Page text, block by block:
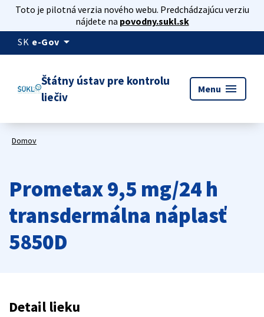
Toto je pilotná verzia nového webu. Predchádzajúcu verziu
nájdete na povodny.sukl.sk
SK e-Gov arrow_drop_down
Štátny ústav pre kontrolu
liečiv
Menu menu
Domov
Prometax 9,5 mg/24 h
transdermálna náplasť
5850D
Detail lieku